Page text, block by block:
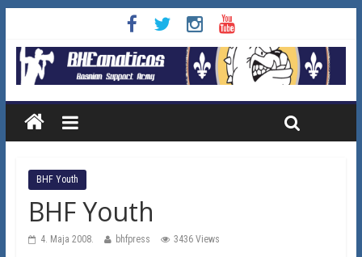
BHF Youth
BHF Youth
4. Maja 2008. bhfpress 3436 Views